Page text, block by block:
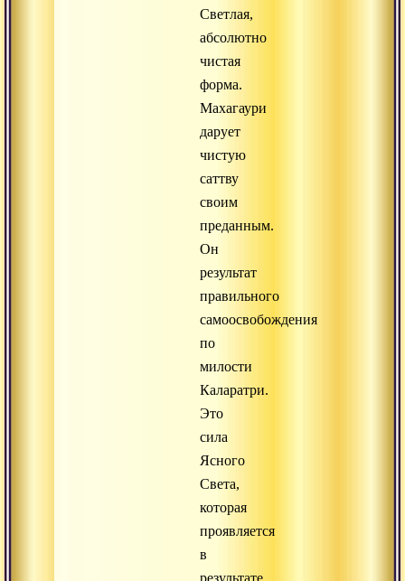
Светлая,
абсолютно
чистая
форма.
Махагаури
дарует
чистую
саттву
своим
преданным.
Он
результат
правильного
самоосвобождения
по
милости
Каларатри.
Это
сила
Ясного
Света,
которая
проявляется
в